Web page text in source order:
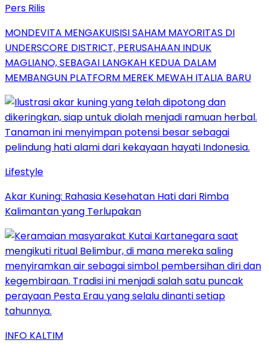
Pers Rilis
MONDEVITA MENGAKUISISI SAHAM MAYORITAS DI
UNDERSCORE DISTRICT, PERUSAHAAN INDUK
MAGLIANO, SEBAGAI LANGKAH KEDUA DALAM
MEMBANGUN PLATFORM MEREK MEWAH ITALIA BARU
Lifestyle
Akar Kuning: Rahasia Kesehatan Hati dari Rimba
Kalimantan yang Terlupakan
INFO KALTIM